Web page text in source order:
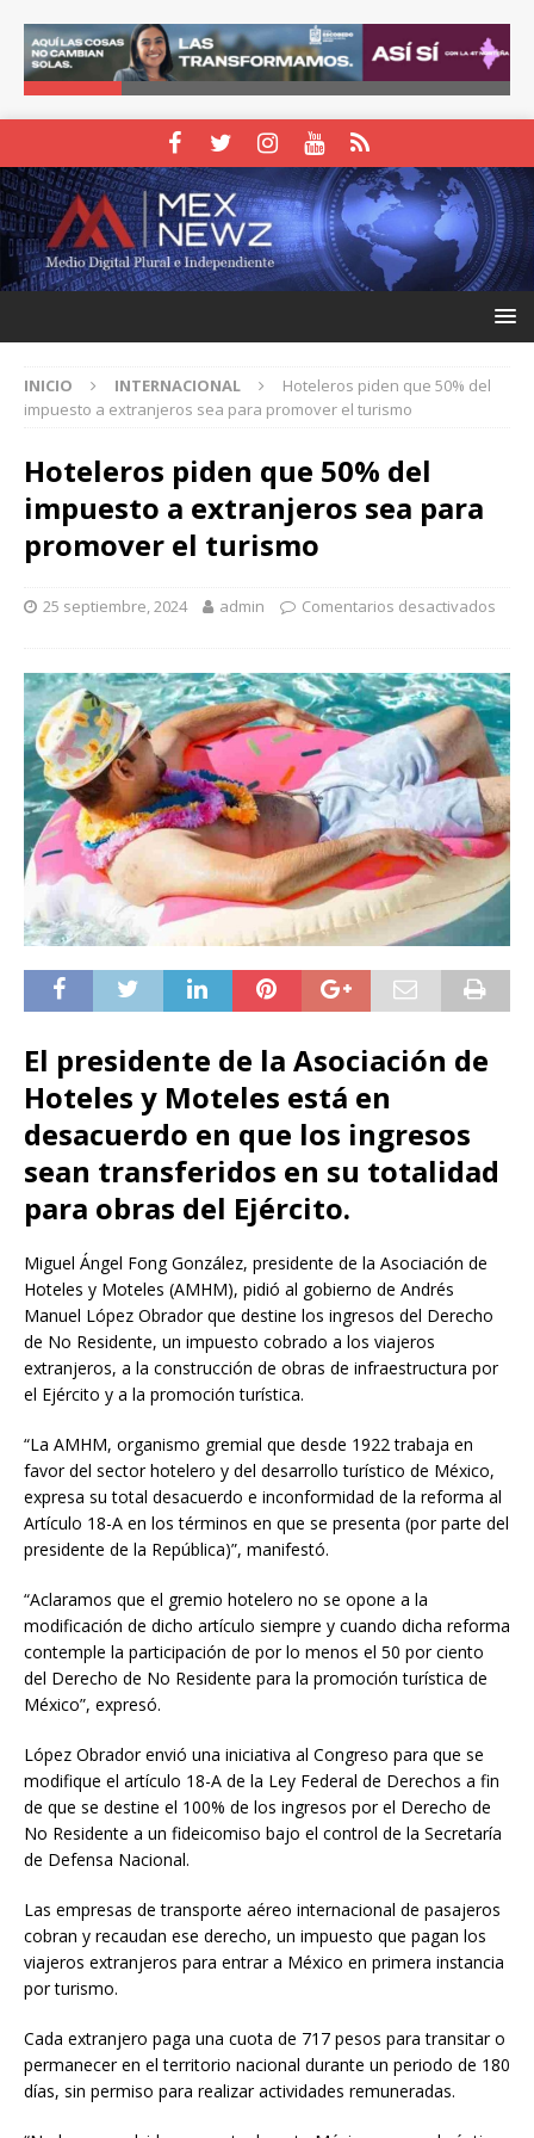
INICIO INTERNACIONAL
Hoteleros piden que 50% del
impuesto a extranjeros sea para promover el turismo
Hoteleros piden que 50% del
impuesto a extranjeros sea para
promover el turismo
25 septiembre, 2024 admin Comentarios desactivados
El presidente de la Asociación de
Hoteles y Moteles está en
desacuerdo en que los ingresos
sean transferidos en su totalidad
para obras del Ejército.
Miguel Ángel Fong González, presidente de la Asociación de
Hoteles y Moteles (AMHM), pidió al gobierno de Andrés
Manuel López Obrador que destine los ingresos del Derecho
de No Residente, un impuesto cobrado a los viajeros
extranjeros, a la construcción de obras de infraestructura por
el Ejército y a la promoción turística.
“La AMHM, organismo gremial que desde 1922 trabaja en
favor del sector hotelero y del desarrollo turístico de México,
expresa su total desacuerdo e inconformidad de la reforma al
Artículo 18-A en los términos en que se presenta (por parte del
presidente de la República)”, manifestó.
“Aclaramos que el gremio hotelero no se opone a la
modificación de dicho artículo siempre y cuando dicha reforma
contemple la participación de por lo menos el 50 por ciento
del Derecho de No Residente para la promoción turística de
México”, expresó.
López Obrador envió una iniciativa al Congreso para que se
modifique el artículo 18-A de la Ley Federal de Derechos a fin
de que se destine el 100% de los ingresos por el Derecho de
No Residente a un fideicomiso bajo el control de la Secretaría
de Defensa Nacional.
Las empresas de transporte aéreo internacional de pasajeros
cobran y recaudan ese derecho, un impuesto que pagan los
viajeros extranjeros para entrar a México en primera instancia
por turismo.
Cada extranjero paga una cuota de 717 pesos para transitar o
permanecer en el territorio nacional durante un periodo de 180
días, sin permiso para realizar actividades remuneradas.